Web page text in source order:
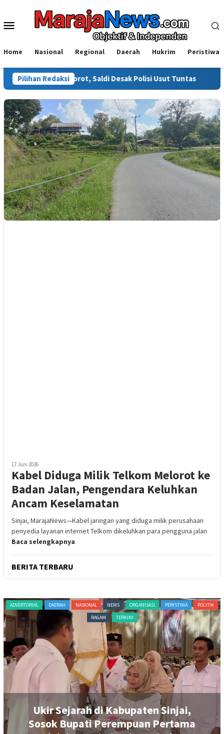
konten
Menu
Home Nasional Regional Daerah Hukrim Peristiwa
Pilihan Redaksi
Disorot, Saldi Desak Polisi Usut Tuntas Warga Sinjai
17 Juni 2026
Kabel Diduga Milik Telkom Melorot ke
Badan Jalan, Pengendara Keluhkan
Ancam Keselamatan
Sinjai, MarajaNews—Kabel jaringan yang diduga milik perusahaan
penyedia layanan internet Telkom dikeluhkan para pengguna jalan
Baca selengkapnya
BERITA TERBARU
ADVERTORIAL DAERAH NASIONAL NEWS ORGANISASI PERISTIWA
POLITIK
RAGAM
TERKINI
Ukir Sejarah di Kabupaten Sinjai,
Sosok Bupati Perempuan Pertama